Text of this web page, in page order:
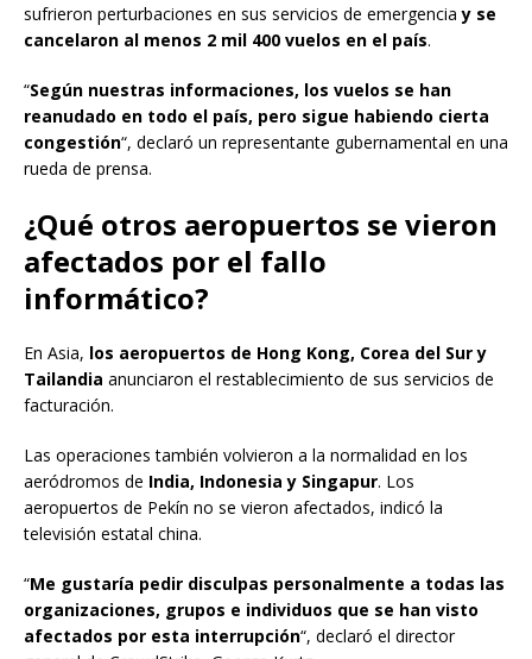
sufrieron perturbaciones en sus servicios de emergenciay se
cancelaron al menos 2 mil 400 vuelos en el país.
“Según nuestras informaciones, los vuelos se han
reanudado en todo el país, pero sigue habiendo cierta
congestión“, declaró un representante gubernamental en una
rueda de prensa.
¿Qué otros aeropuertos se vieron
afectados por el fallo
informático?
En Asia, los aeropuertos de Hong Kong, Corea del Sur y
Tailandia anunciaron el restablecimiento de sus servicios de
facturación.
Las operaciones también volvieron a la normalidad en los
aeródromos de India, Indonesia y Singapur. Los
aeropuertos de Pekín no se vieron afectados, indicó la
televisión estatal china.
“Me gustaría pedir disculpas personalmente a todas las
organizaciones, grupos e individuos que se han visto
afectados por esta interrupción“, declaró el director